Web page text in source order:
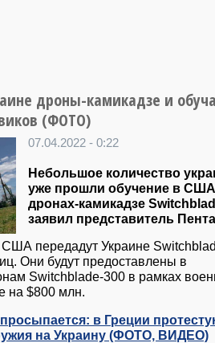
дроны-камикадзе и
(ФОТО)
07.04.2022 - 0:22
Небольшое количество
уже прошли обучение в
дронах-камикадзе
заявил представитель
США передадут Украине
Они будут предоставлены в
Switchblade-300 в рамках
на $800 млн.
в Греции
на Украину (ФОТО, ВИДЕО)